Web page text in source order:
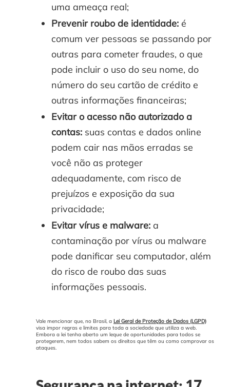
uma ameaça real;
Prevenir roubo de identidade: é
comum ver pessoas se passando por
outras para cometer fraudes, o que
pode incluir o uso do seu nome, do
número do seu cartão de crédito e
outras informações financeiras;
Evitar o acesso não autorizado a
contas: suas contas e dados online
podem cair nas mãos erradas se
você não as proteger
adequadamente, com risco de
prejuízos e exposição da sua
privacidade;
Evitar vírus e malware: a
contaminação por vírus ou malware
pode danificar seu computador, além
do risco de roubo das suas
informações pessoais.
Vale mencionar que, no Brasil, a Lei Geral de Proteção de Dados (LGPD)
visa impor regras e limites para toda a sociedade que utiliza a web.
Embora a lei tenha aberto um leque de oportunidades para todos se
protegerem, nem todos sabem os direitos que têm ou como comprovar os
ataques.